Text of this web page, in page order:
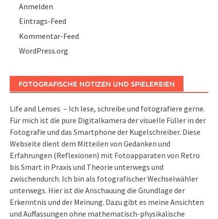
Anmelden
Eintrags-Feed
Kommentar-Feed
WordPress.org
FOTOGRAFISCHE NOTIZEN UND SPIELEREIEN
Life and Lenses – Ich lese, schreibe und fotografiere gerne.
Für mich ist die pure Digitalkamera der visuelle Füller in der
Fotografie und das Smartphone der Kugelschreiber. Diese
Webseite dient dem Mitteilen von Gedanken und
Erfahrungen (Reflexionen) mit Fotoapparaten von Retro
bis Smart in Praxis und Theorie unterwegs und
zwischendurch. Ich bin als fotografischer Wechselwähler
unterwegs. Hier ist die Anschauung die Grundlage der
Erkenntnis und der Meinung. Dazu gibt es meine Ansichten
und Auffassungen ohne mathematisch-physikalische